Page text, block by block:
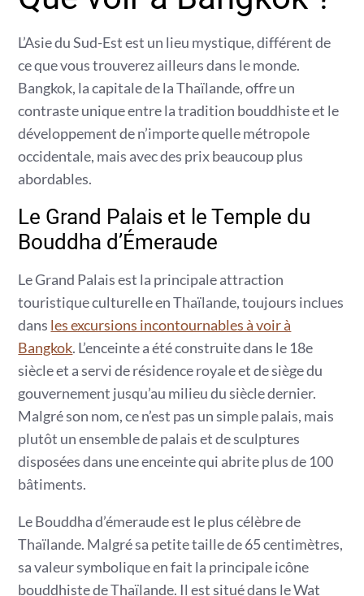
L’Asie du Sud-Est est un lieu mystique, différent de
ce que vous trouverez ailleurs dans le monde.
Bangkok, la capitale de la Thaïlande, offre un
contraste unique entre la tradition bouddhiste et le
développement de n’importe quelle métropole
occidentale, mais avec des prix beaucoup plus
abordables.
Le Grand Palais et le Temple du
Bouddha d’Émeraude
Le Grand Palais est la principale attraction
touristique culturelle en Thaïlande, toujours inclues
dans les excursions incontournables à voir à
Bangkok. L’enceinte a été construite dans le 18e
siècle et a servi de résidence royale et de siège du
gouvernement jusqu’au milieu du siècle dernier.
Malgré son nom, ce n’est pas un simple palais, mais
plutôt un ensemble de palais et de sculptures
disposées dans une enceinte qui abrite plus de 100
bâtiments.
Le Bouddha d’émeraude est le plus célèbre de
Thaïlande. Malgré sa petite taille de 65 centimètres,
sa valeur symbolique en fait la principale icône
bouddhiste de Thaïlande. Il est situé dans le Wat